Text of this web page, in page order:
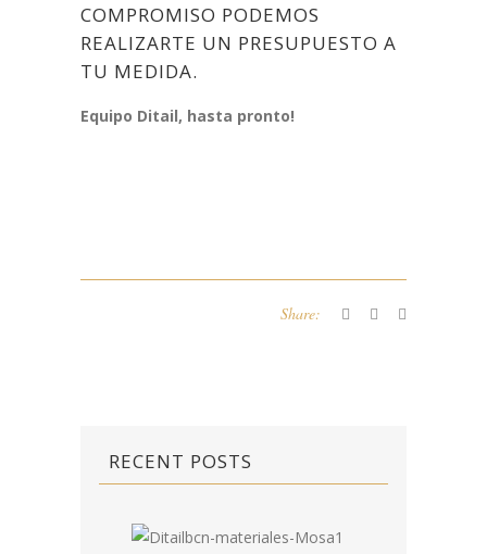
COMPROMISO PODEMOS
REALIZARTE UN PRESUPUESTO A
TU MEDIDA.
Equipo Ditail, hasta pronto!
Share:
RECENT POSTS